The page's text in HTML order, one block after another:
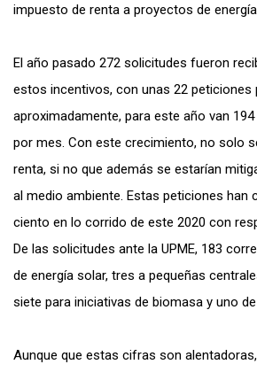
impuesto de renta a proyectos de
El año pasado 272 solicitudes fueron
estos incentivos, con unas 22 peticiones
aproximadamente, para este año van
por mes. Con este crecimiento, no solo
renta, si no que además se estarían
al medio ambiente. Estas peticiones han
ciento en lo corrido de este 2020 con
De las solicitudes ante la UPME, 183
de energía solar, tres a pequeñas
siete para iniciativas de biomasa y uno
Aunque que estas cifras son